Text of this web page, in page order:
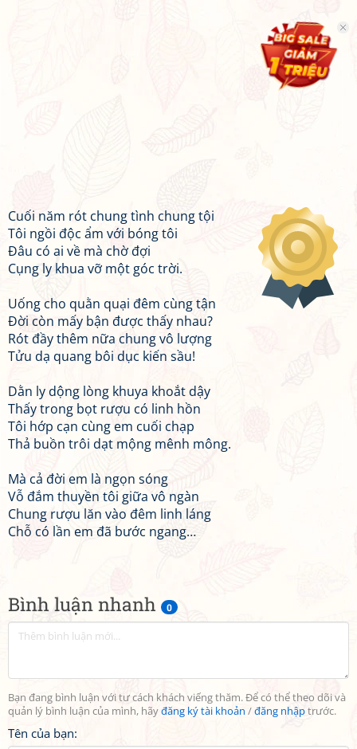
Bình luận nhanh 0
Bạn đang bình luận với tư cách khách viếng thăm. Để có thể theo dõi và
quản lý bình luận của mình, hãyđăng ký tài khoản /đăng nhậptrước.
Tên của bạn:
Cuối năm rót chung tình chung tội
Tôi ngồi độc ẩm với bóng tôi
Đâu có ai về mà chờ đợi
Cụng ly khua vỡ một góc trời.
Uống cho quằn quại đêm cùng tận
Đời còn mấy bận được thấy nhau?
Rót đầy thêm nữa chung vô lượng
Tửu dạ quang bôi dục kiến sầu!
Dằn ly dộng lòng khuya khoắt dậy
Thấy trong bọt rượu có linh hồn
Tôi hớp cạn cùng em cuối chạp
Thả buồn trôi dạt mộng mênh mông.
Mà cả đời em là ngọn sóng
Vỗ đắm thuyền tôi giữa vô ngàn
Chung rượu lăn vào đêm linh láng
Chỗ có lần em đã bước ngang…